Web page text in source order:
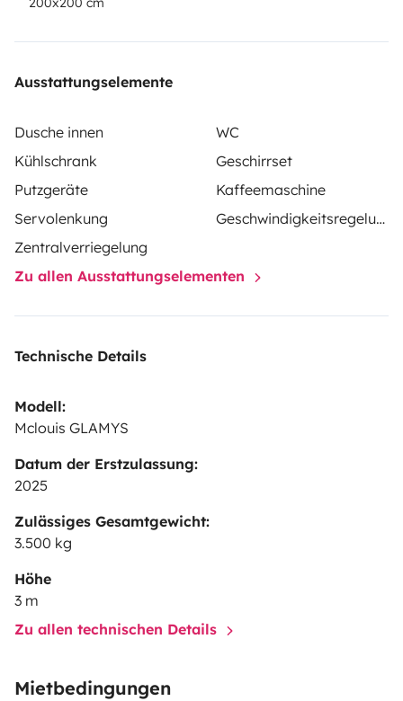
Ausstattungselemente
Dusche innen
WC
Kühlschrank
Geschirrset
Putzgeräte
Kaffeemaschine
Servolenkung
Geschwindigkeitsregelung
Zentralverriegelung
Zu allen Ausstattungselementen
Technische Details
Modell:
Mclouis GLAMYS
Datum der Erstzulassung:
2025
Zulässiges Gesamtgewicht:
3.500 kg
Höhe
3 m
Zu allen technischen Details
Mietbedingungen